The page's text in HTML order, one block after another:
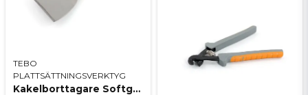
TEBO
PLATTSÄTTNINGSVERKTYG
Kakelborttagare Softgrip